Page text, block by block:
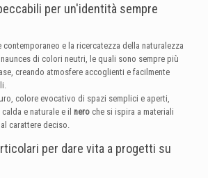
per un'identità sempre
contemporaneo e la ricercatezza della naturalezza
di colori neutri, le quali sono sempre più
creando atmosfere accoglienti e facilmente
colore evocativo di spazi semplici e aperti,
e naturale e il nero che si ispira a materiali
carattere deciso.
per dare vita a progetti su